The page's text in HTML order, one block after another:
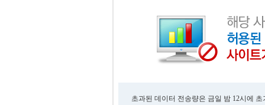
초과된 데이터 전송량은 금일 밤 12시에